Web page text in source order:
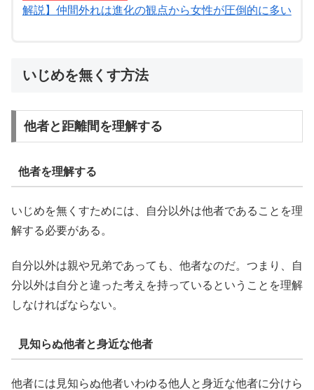
解説】仲間外れは進化の観点から女性が圧倒的に多い
いじめを無くす方法
他者と距離間を理解する
他者を理解する
いじめを無くすためには、自分以外は他者であることを理
解する必要がある。
自分以外は親や兄弟であっても、他者なのだ。つまり、自
分以外は自分と違った考えを持っているということを理解
しなければならない。
見知らぬ他者と身近な他者
他者には見知らぬ他者いわゆる他人と身近な他者に分けら